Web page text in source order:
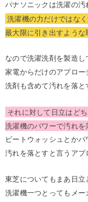
パナソニックは洗濯の汚
洗濯機の力だけではな
最大限に引き出すような
なので洗濯洗剤を製造
家電からだけのアプロー
洗剤も含めて汚れを落と
それに対して日立はど
洗濯機のパワーで汚れを
ビートウォッシュとか
汚れを落とすと言うアプ
東芝についてもまあ日立
洗濯機一つとってもメー